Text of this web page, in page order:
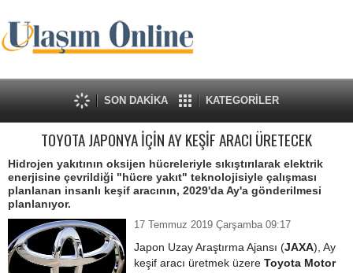
SON DAKİKA KATEGORİLER
TOYOTA JAPONYA İÇİN AY KEŞİF ARACI ÜRETECEK
Hidrojen yakıtının oksijen hücreleriyle sıkıştırılarak elektrik
enerjisine çevrildiği "hücre yakıt" teknolojisiyle çalışması
planlanan insanlı keşif aracının, 2029'da Ay'a gönderilmesi
planlanıyor.
17 Temmuz 2019 Çarşamba 09:17
Japon Uzay Araştırma Ajansı (JAXA), Ay
keşif aracı üretmek üzere Toyota Motor